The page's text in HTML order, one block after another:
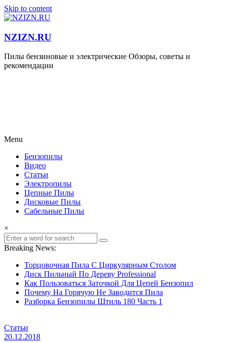
Skip to content
NZIZN.RU
Пилы бензиновые и электрические Обзоры, советы и
рекомендации
Menu
Бензопилы
Видео
Статьи
Электропилы
Цепные Пилы
Дисковые Пилы
Сабельные Пилы
×
Breaking News:
Торцовочная Пила С Циркулярным Столом
Диск Пильный По Дереву Professional
Как Пользоваться Заточкой Для Цепей Бензопил
Почему На Горячую Не Заводится Пила
Разборка Бензопилы Штиль 180 Часть 1
Статьи
20.12.2018